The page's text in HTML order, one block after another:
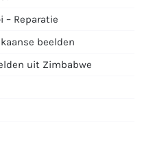
– Reparatie
beelden
uit Zimbabwe